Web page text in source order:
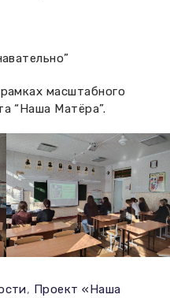
масштабного
“Наша Матёра”.
, Проект «Наша